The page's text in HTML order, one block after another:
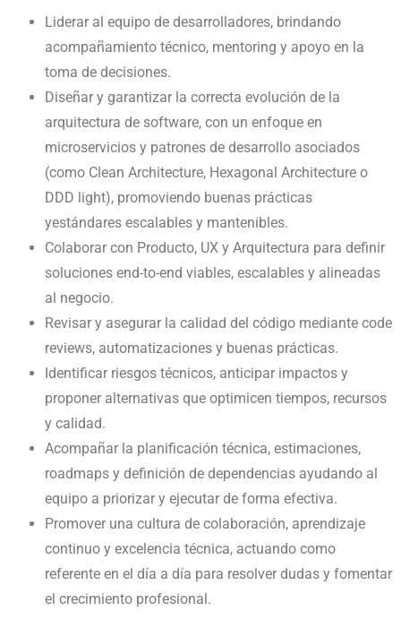
Liderar al equipo de desarrolladores, brindando
acompañamiento técnico, mentoring y apoyo en la
toma de decisiones.
Diseñar y garantizar la correcta evolución de la
arquitectura de software, con un enfoque en
microservicios y patrones de desarrollo asociados
(como Clean Architecture, Hexagonal Architecture o
DDD light), promoviendo buenas prácticas
yestándares escalables y mantenibles.
Colaborar con Producto, UX y Arquitectura para definir
soluciones end-to-end viables, escalables y alineadas
al negocio.
Revisar y asegurar la calidad del código mediante code
reviews, automatizaciones y buenas prácticas.
Identificar riesgos técnicos, anticipar impactos y
proponer alternativas que optimicen tiempos, recursos
y calidad.
Acompañar la planificación técnica, estimaciones,
roadmaps y definición de dependencias ayudando al
equipo a priorizar y ejecutar de forma efectiva.
Promover una cultura de colaboración, aprendizaje
continuo y excelencia técnica, actuando como
referente en el día a día para resolver dudas y fomentar
el crecimiento profesional.